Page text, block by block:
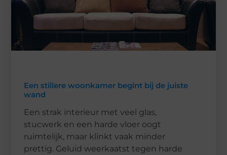
Een stillere woonkamer begint bij de juiste
wand
Een strak interieur met veel glas,
stucwerk en een harde vloer oogt
ruimtelijk, maar klinkt vaak minder
prettig. Geluid weerkaatst tegen harde